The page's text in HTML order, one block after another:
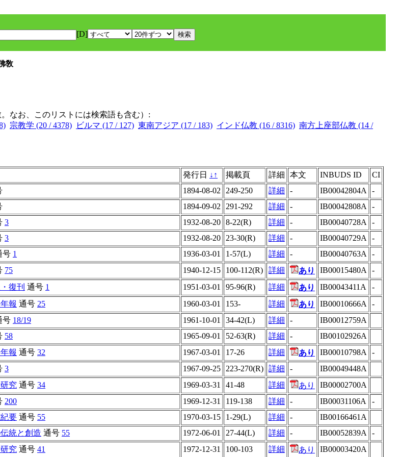
[D]
敎
なお、このリストには検索語も含む）:
宗教学 (20 / 4378) ビルマ (17 / 127) 東南アジア (17 / 183) インド仏教 (16 / 8316) 南方上座部仏教 (14 /
発行日 ↓ ↑ 掲載頁 詳細 本文 INBUDS ID
CI
1894-08-02 249-250 詳細 - IB00042804A
-
1894-09-02 291-292 詳細 - IB00042808A
-
3 1932-08-20 8-22(R) 詳細 - IB00040728A
-
3 1932-08-20 23-30(R) 詳細 - IB00040729A
-
号 1 1936-03-01 1-57(L) 詳細 - IB00040763A
-
75 1940-12-15 100-112(R) 詳細 あり IB00015480A
-
復刊 通号 1 1951-03-01 95-96(R) 詳細 あり IB00043411A
-
報 通号 25 1960-03-01 153- 詳細 あり IB00010666A
-
号 18/19 1961-10-01 34-42(L) 詳細 -
IB00012759A
58 1965-09-01 52-63(R) 詳細 -
IB00102926A
報 通号 32 1967-03-01 17-26 詳細 あり IB00010798A
-
3 1967-09-25 223-270(R) 詳細 -
IB00049448A
究 通号 34 1969-03-31 41-48 詳細 あり
IB00002700A
200 1969-12-31 119-138 詳細 - IB00031106A
-
要 通号 55 1970-03-15 1-29(L) 詳細 -
IB00166461A
統と創造 通号 55 1972-06-01 27-44(L) 詳細 - IB00052839A
-
究 通号 41 1972-12-31 100-103 詳細 あり IB00003420A